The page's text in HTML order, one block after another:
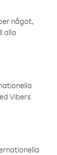
något,
alla
Vibers